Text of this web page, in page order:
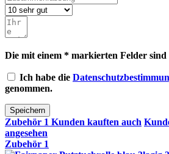
Die mit einem * markierten Felder
Ich habe die
genommen.
Speichern
Zubehör 1 Kunden kauften auch
angesehen
Zubehör 1